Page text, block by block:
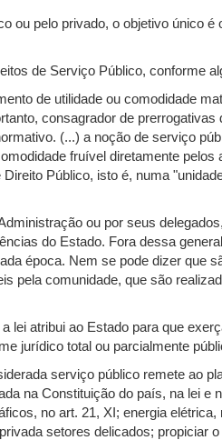
ou pelo privado, o objetivo único
de Serviço Público, conforme
de utilidade ou comodidade
consagrador de
(...) a noção de serviço
fruível diretamente
Público, isto é, numa
ou por seus
do Estado. Fora dessa
época. Nem se pode dizer
pela comunidade, que são
lei atribui ao Estado para que
jurídico total ou parcialmente
serviço público remete ao
na Constituição do país, na lei
no art. 21, XI; energia
setores delicados;